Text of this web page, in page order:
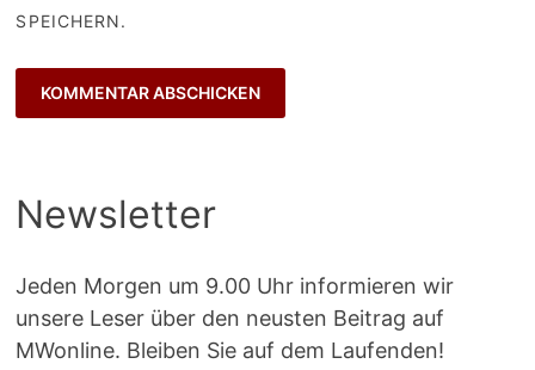
SPEICHERN.
Newsletter
Jeden Morgen um 9.00 Uhr informieren wir
unsere Leser über den neusten Beitrag auf
MWonline. Bleiben Sie auf dem Laufenden!